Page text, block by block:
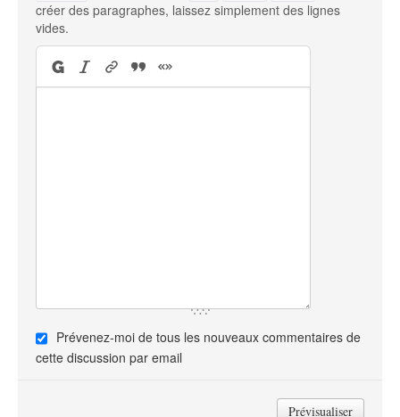
créer des paragraphes, laissez simplement des lignes
vides.
Prévenez-moi de tous les nouveaux commentaires de
cette discussion par email